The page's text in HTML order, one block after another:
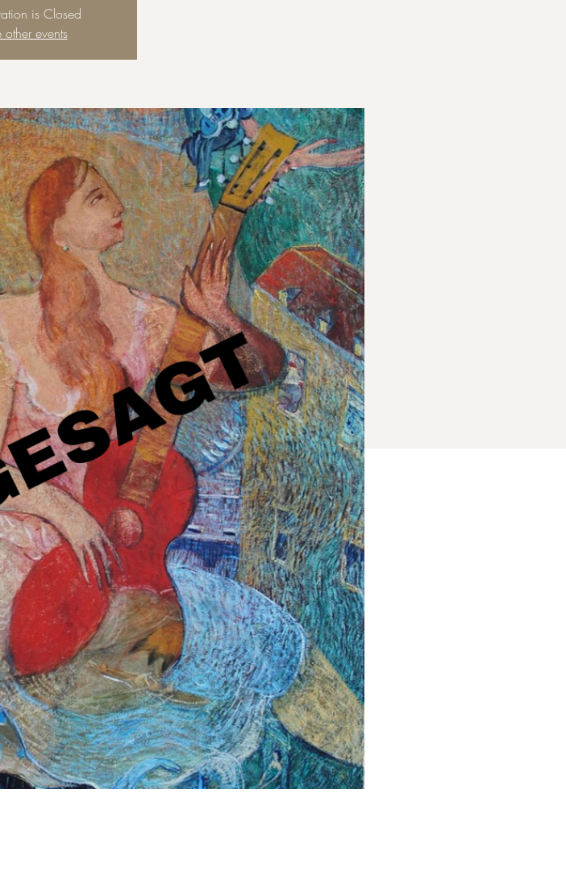
is Closed
other events